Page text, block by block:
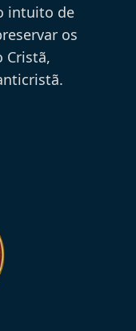
intuito de
os
Cristã,